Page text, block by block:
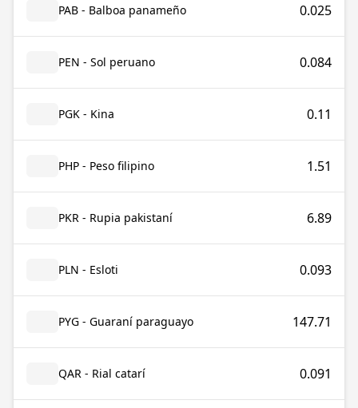
PAB - Balboa panameño 0.025
PEN - Sol peruano 0.084
PGK - Kina 0.11
PHP - Peso filipino 1.51
PKR - Rupia pakistaní 6.89
PLN - Esloti 0.093
PYG - Guaraní paraguayo 147.71
QAR - Rial catarí 0.091